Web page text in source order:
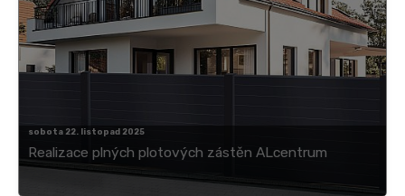
sobota 22. listopad 2025
Realizace plných plotových zástěn ALcentrum